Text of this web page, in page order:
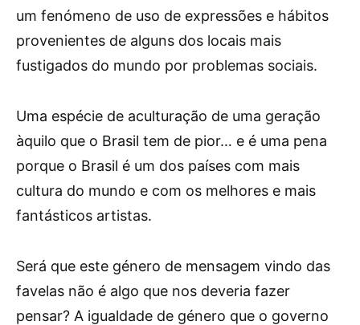
um fenómeno de uso de expressões e hábitos
provenientes de alguns dos locais mais
fustigados do mundo por problemas sociais.
Uma espécie de aculturação de uma geração
àquilo que o Brasil tem de pior… e é uma pena
porque o Brasil é um dos países com mais
cultura do mundo e com os melhores e mais
fantásticos artistas.
Será que este género de mensagem vindo das
favelas não é algo que nos deveria fazer
pensar? A igualdade de género que o governo